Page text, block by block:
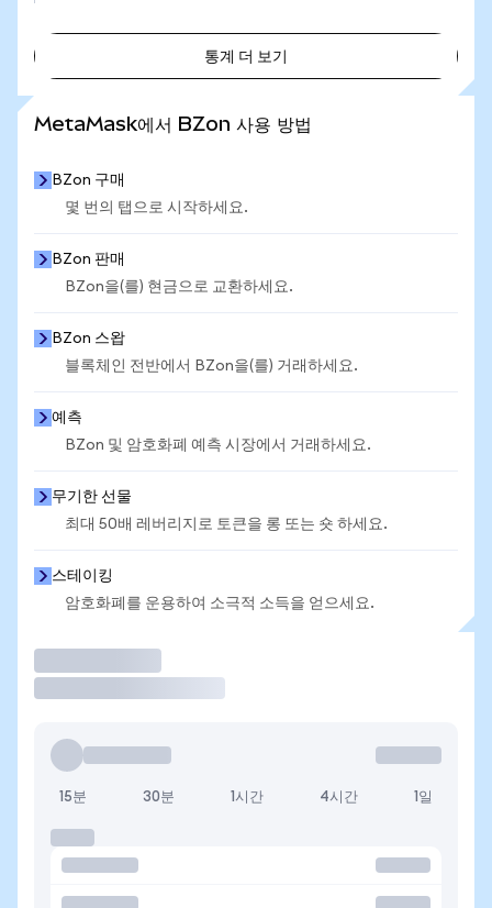
통계 더 보기
MetaMask에서 BZon 사용 방법
BZon 구매
몇 번의 탭으로 시작하세요.
BZon 판매
BZon을(를) 현금으로 교환하세요.
BZon 스왑
블록체인 전반에서 BZon을(를) 거래하세요.
예측
BZon 및 암호화폐 예측 시장에서 거래하세요.
무기한 선물
최대 50배 레버리지로 토큰을 롱 또는 숏 하세요.
스테이킹
암호화폐를 운용하여 소극적 소득을 얻으세요.
15분 30분 1시간 4시간 1일